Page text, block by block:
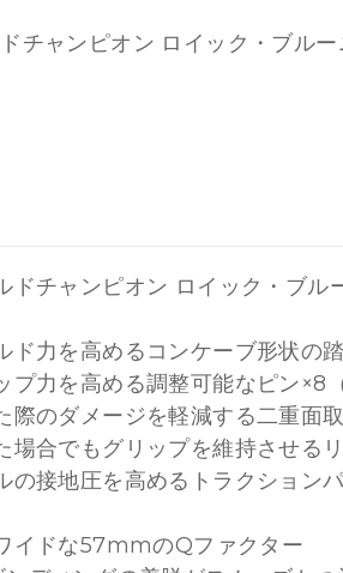
チャンピオン ロイック・ブル
ドチャンピオン ロイック・ブ
ド力を高めるコンケーブ形状の
プ力を高める調整可能なピン×8
際のダメージを軽減する二重面
場合でもグリップを維持させる
の接地圧を高めるトラクション
イドな57mmのQファクター